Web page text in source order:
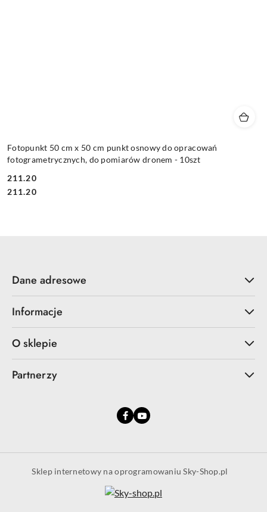
Fotopunkt 50 cm x 50 cm punkt osnowy do opracowań
fotogrametrycznych, do pomiarów dronem - 10szt
Cena:
211.20
Cena:
211.20
Dane adresowe
Informacje
O sklepie
Partnerzy
Sklep internetowy na oprogramowaniu Sky-Shop.pl